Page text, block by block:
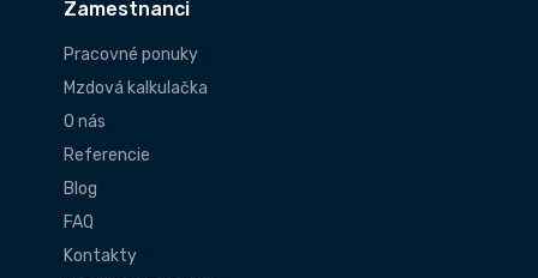
Zamestnanci
Pracovné ponuky
Mzdová kalkulačka
O nás
Referencie
Blog
FAQ
Kontakty